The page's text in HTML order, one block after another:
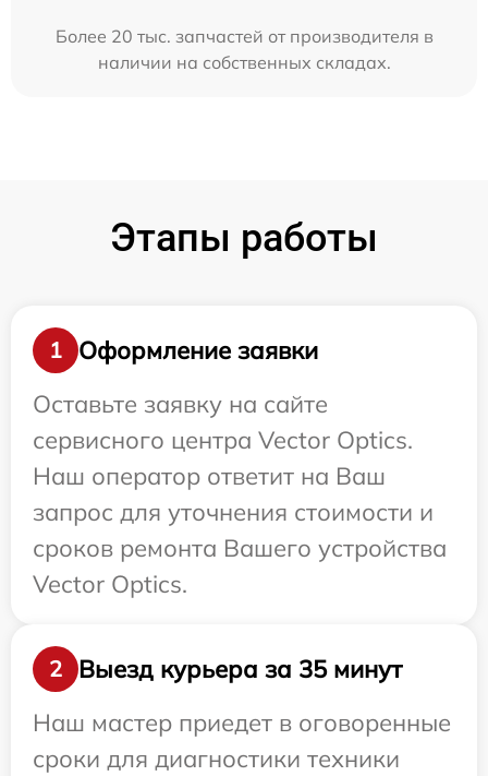
Более 20 тыс. запчастей от производителя в
наличии на собственных складах.
Этапы работы
1
Оформление заявки
Оставьте заявку на сайте
сервисного центра Vector Optics.
Наш оператор ответит на Ваш
запрос для уточнения стоимости и
сроков ремонта Вашего устройства
Vector Optics.
2
Выезд курьера за 35 минут
Наш мастер приедет в оговоренные
сроки для диагностики техники